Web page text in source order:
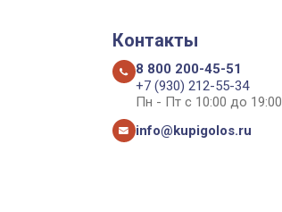
Контакты
8 800 200-45-51
+7 (930) 212-55-34
Пн - Пт с 10:00 до 19:00
info@kupigolos.ru